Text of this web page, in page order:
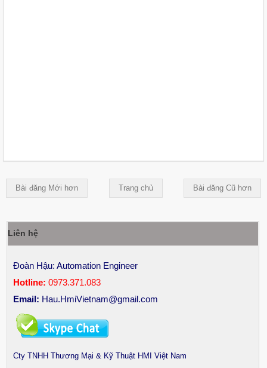
Bài đăng Mới hơn Bài đăng Cũ hơn
Trang chủ
Liên hệ
Đoàn Hậu: Automation Engineer
Hotline: 0973.371.083
Email: Hau.HmiVietnam@gmail.com
Cty TNHH Thương Mại & Kỹ Thuật HMI Việt Nam